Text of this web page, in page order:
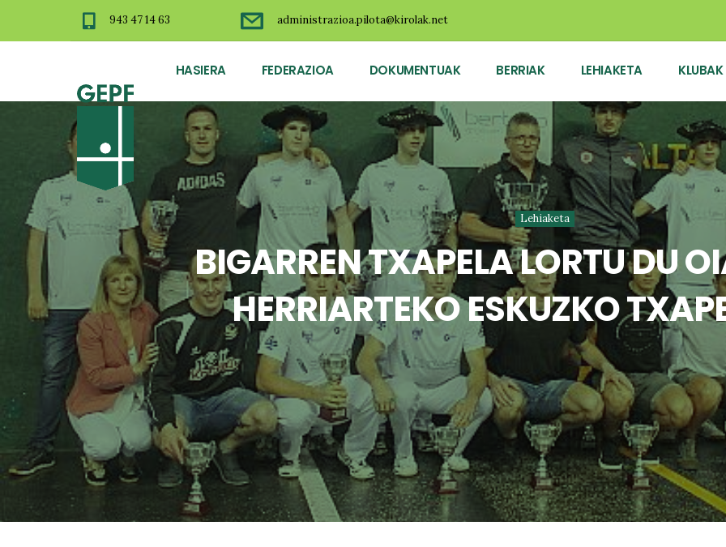
943 47 14 63 administrazioa.pilota@kirolak.net
HASIERA FEDERAZIOA DOKUMENTUAK BERRIAK LEHIAKETA KLUBAK
Lehiaketa
BIGARREN TXAPELA LORTU DU
HERRIARTEKO ESKUZKO